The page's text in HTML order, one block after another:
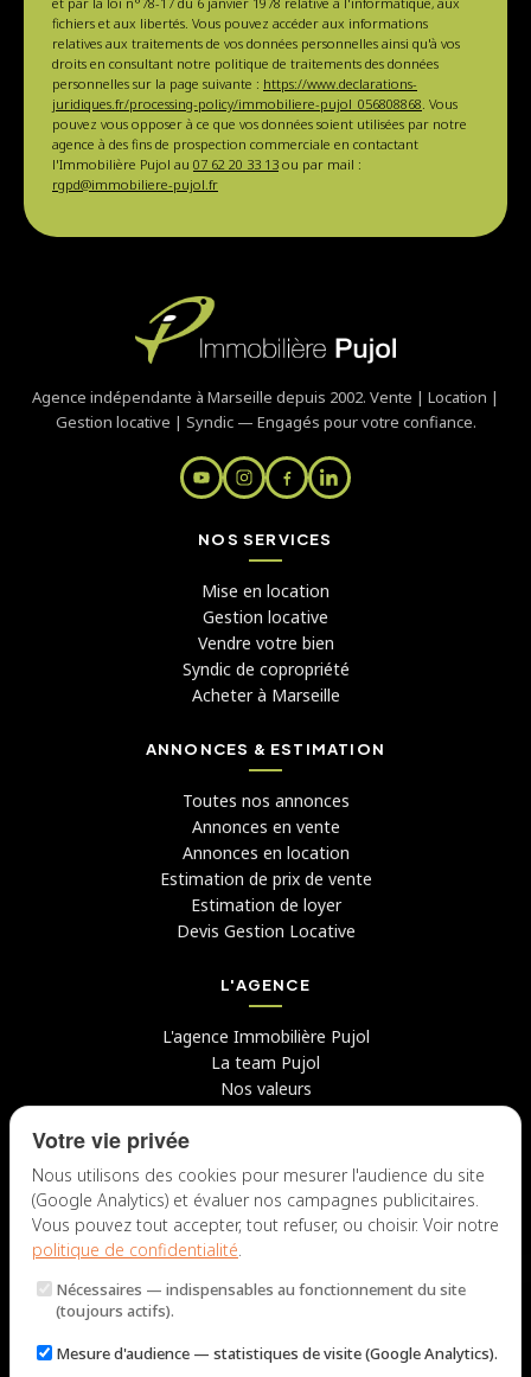
fichiers et aux libertés. Vous pouvez accéder aux informations
relatives aux traitements de vos données personnelles ainsi qu'à vos
droits en consultant notre politique de traitements des données
personnelles sur la page suivante : https://www.declarations-
juridiques.fr/processing-policy/immobiliere-pujol_056808868 . Vous
pouvez vous opposer à ce que vos données soient utilisées par notre
agence à des fins de prospection commerciale en contactant
l'Immobilière Pujol au 07 62 20 33 13 ou par mail :
rgpd@immobiliere-pujol.fr
Agence indépendante à Marseille depuis 2002. Vente | Location |
Gestion locative | Syndic — Engagés pour votre confiance.
NOS SERVICES
Mise en location
Gestion locative
Vendre votre bien
Syndic de copropriété
Acheter à Marseille
ANNONCES & ESTIMATION
Toutes nos annonces
Annonces en vente
Annonces en location
Estimation de prix de vente
Estimation de loyer
Devis Gestion Locative
L'AGENCE
L'agence Immobilière Pujol
La team Pujol
Nos valeurs
Candidater chez nous
NOUS CONTACTER
Lun – Jeu : 9h – 12h / 14h – 18h
Votre vie privée
Nous utilisons des cookies pour mesurer l'audience du site
(Google Analytics) et évaluer nos campagnes publicitaires.
Vous pouvez tout accepter, tout refuser, ou choisir. Voir notre
politique de confidentialité.
Nécessaires — indispensables au fonctionnement du site
(toujours actifs).
Mesure d'audience — statistiques de visite (Google Analytics).